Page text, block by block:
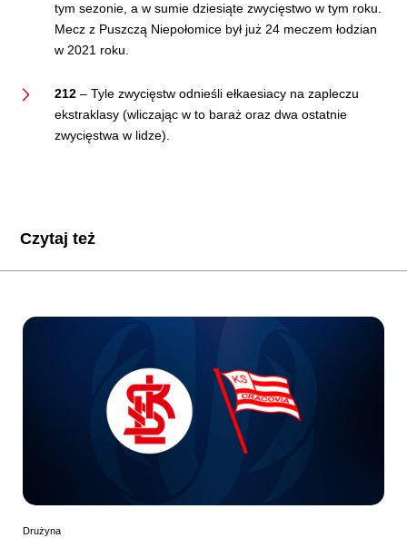
tym sezonie, a w sumie dziesiąte zwycięstwo w tym roku.
Mecz z Puszczą Niepołomice był już 24 meczem łodzian
w 2021 roku.
212 – Tyle zwycięstw odnieśli ełkaesiacy na zapleczu
ekstraklasy (wliczając w to baraż oraz dwa ostatnie
zwycięstwa w lidze).
Czytaj też
Drużyna